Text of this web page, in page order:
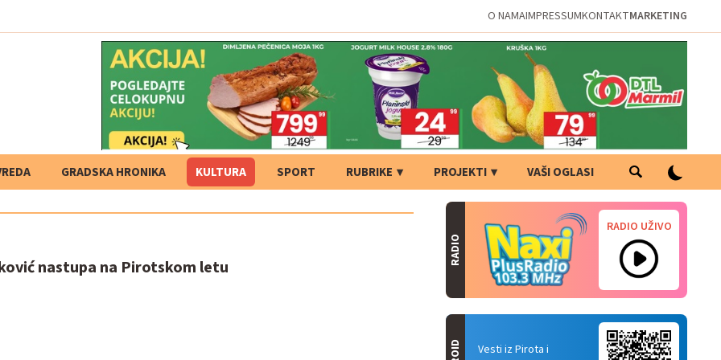
O NAMAIMPRESSUMKONTAKTMARKETING
GRADSKA HRONIKA KULTURA SPORT RUBRIKE PROJEKTI VAŠI OGLASI
nastupa na Pirotskom letu
RADIO
RADIO UŽIVO
Vesti iz Pirota i